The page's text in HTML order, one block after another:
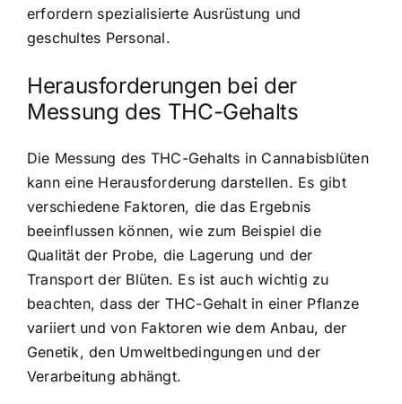
erfordern spezialisierte Ausrüstung und
geschultes Personal.
Herausforderungen bei der
Messung des THC-Gehalts
Die Messung des THC-Gehalts in Cannabisblüten
kann eine Herausforderung darstellen. Es gibt
verschiedene Faktoren, die das Ergebnis
beeinflussen können, wie zum Beispiel die
Qualität der Probe, die Lagerung und der
Transport der Blüten. Es ist auch wichtig zu
beachten, dass der THC-Gehalt in einer Pflanze
variiert und von Faktoren wie dem Anbau, der
Genetik, den Umweltbedingungen und der
Verarbeitung abhängt.